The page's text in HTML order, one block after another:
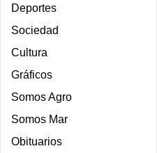
Deportes
Sociedad
Cultura
Gráficos
Somos Agro
Somos Mar
Obituarios